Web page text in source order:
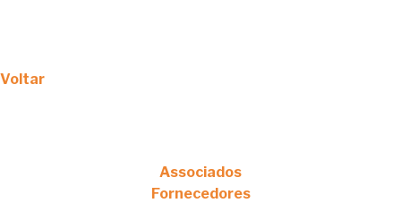
Voltar
Associados
Fornecedores